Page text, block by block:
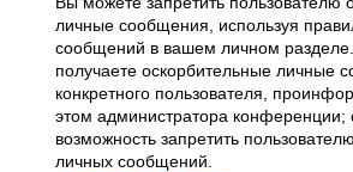
личные сообщения, используя
сообщений в вашем личном
получаете оскорбительные личные
конкретного пользователя,
этом администратора конференции;
возможность запретить
личных сообщений.